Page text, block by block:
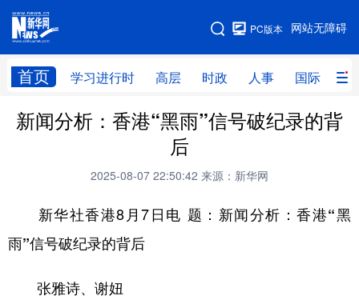
网站无障碍
PC版本
首页 学习进行时 高层 时政 人事 国际 财
网站地图
学习进行时 高层 时政 人事
科技 科创 量子 体育
文化 书画
访谈
新闻分析：香港“黑雨”信号破纪录的背
后
2025-08-07 22:50:42 来源：新华网
新华社香港8月7日电 题： 新闻分析：香港“黑
雨”信号破纪录的背后
张雅诗、谢妞